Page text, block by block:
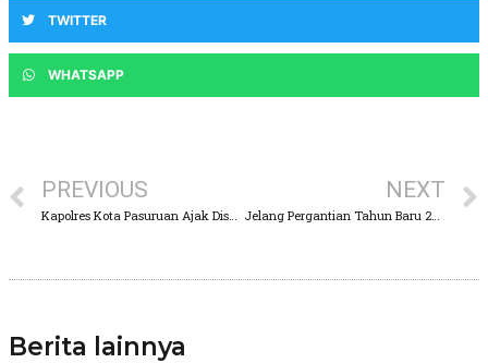
TWITTER
WHATSAPP
PREVIOUS NEXT
Jelang Pergantian Tahun Baru 2022, Kota Pasuruan Batasi Sejumlah Akses Jalan
Berita lainnya